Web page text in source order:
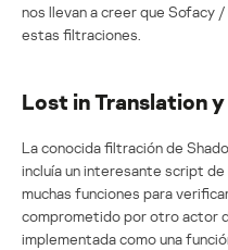
nos llevan a creer que Sofacy
estas filtraciones.
Lost in Translation
La conocida filtración de
incluía un interesante script de
muchas funciones para
comprometido por otro actor
implementada como una